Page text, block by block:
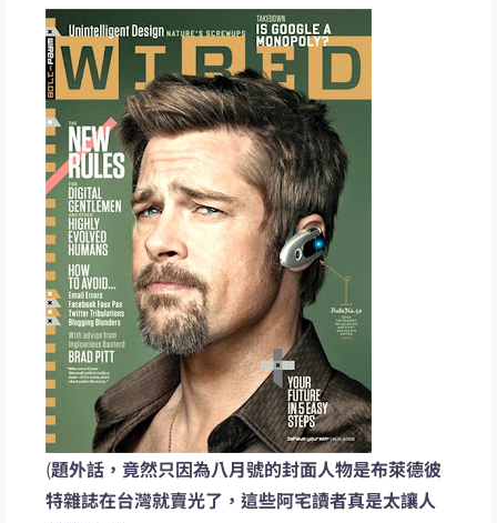
(題外話，竟然只因為八月號的封面人物是布萊德彼
特雜誌在台灣就賣光了，這些阿宅讀者真是太讓人